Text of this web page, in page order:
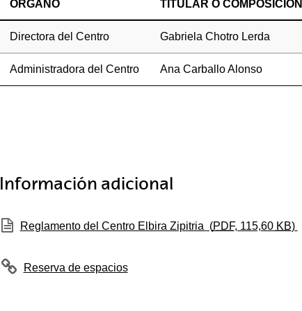
ÓRGANO TITULAR O COMPOSICIÓN
Directora del Centro Gabriela Chotro Lerda
Administradora del Centro Ana Carballo Alonso
Información adicional
(Abre una nueva ventana)
Reglamento del Centro Elbira Zipitria (PDF, 115,60 KB)
Reserva de espacios